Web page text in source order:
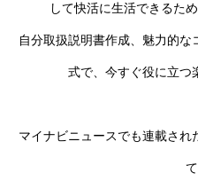
して快活に生活できるた
自分取扱説明書作成、魅力的
式で、今すぐ役に立つ
マイナビニュースでも連載さ
て